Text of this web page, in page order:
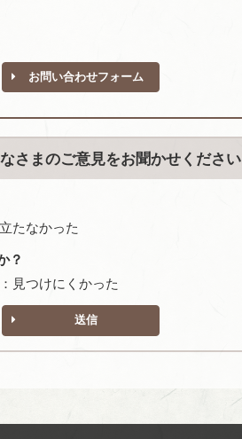
お問い合わせフォーム
さまのご意見をお聞かせください
たなかった
？
見つけにくかった
送信